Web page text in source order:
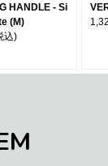
HANDLE - Si
(M)
込)